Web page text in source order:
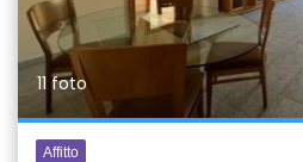
11 foto
Affitto